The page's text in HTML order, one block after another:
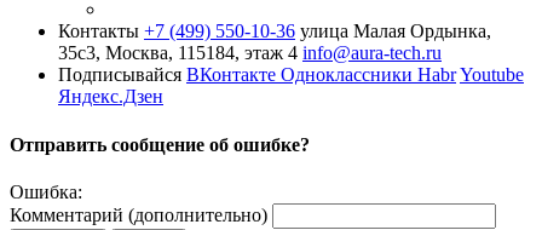
Контакты +7 (499) 550-10-36 улица Малая Ордынка,
35с3, Москва, 115184, этаж 4 info@aura-tech.ru
Подписывайся ВКонтакте Одноклассники HabrYoutube
Яндекс.Дзен
Отправить сообщение об ошибке?
Ошибка:
Комментарий (дополнительно)